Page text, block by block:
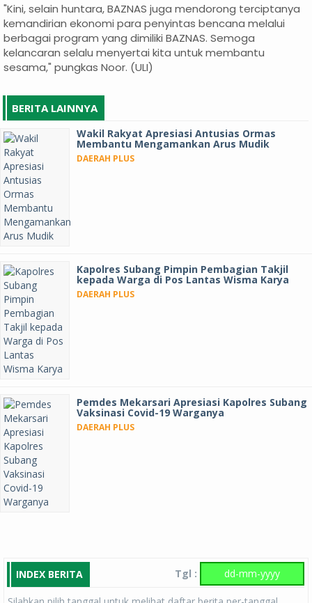
"Kini, selain huntara, BAZNAS juga mendorong terciptanya
kemandirian ekonomi para penyintas bencana melalui
berbagai program yang dimiliki BAZNAS. Semoga
kelancaran selalu menyertai kita untuk membantu
sesama," pungkas Noor. (ULI)
BERITA LAINNYA
Wakil Rakyat Apresiasi Antusias Ormas
Membantu Mengamankan Arus Mudik
DAERAH PLUS
Kapolres Subang Pimpin Pembagian Takjil
kepada Warga di Pos Lantas Wisma Karya
DAERAH PLUS
Pemdes Mekarsari Apresiasi Kapolres Subang
Vaksinasi Covid-19 Warganya
DAERAH PLUS
INDEX BERITA Tgl :